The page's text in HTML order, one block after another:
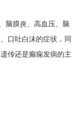
脑膜炎、高血压、脑
口吐白沫的症状，同
传还是癫痫发病的主